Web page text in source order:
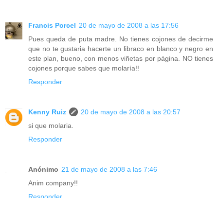
Francis Porcel 20 de mayo de 2008 a las 17:56
Pues queda de puta madre. No tienes cojones de decirme
que no te gustaria hacerte un libraco en blanco y negro en
este plan, bueno, con menos viñetas por página. NO tienes
cojones porque sabes que molaría!!
Responder
Kenny Ruiz
20 de mayo de 2008 a las 20:57
si que molaria.
Responder
Anónimo 21 de mayo de 2008 a las 7:46
Anim company!!